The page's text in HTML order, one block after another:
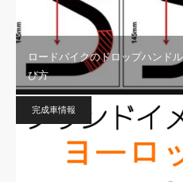
ロードバイクのドロップハンド
び方
完成車情報